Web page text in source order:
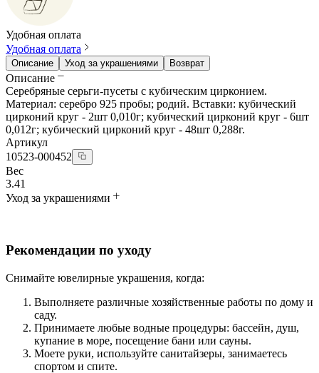
Удобная оплата
Удобная оплата
Описание Уход за украшениями Возврат
Описание
Серебряные серьги-пусеты с кубическим цирконием.
Материал: серебро 925 пробы; родий. Вставки: кубический
цирконий круг - 2шт 0,010г; кубический цирконий круг - 6шт
0,012г; кубический цирконий круг - 48шт 0,288г.
Артикул
10523-000452
Вес
3.41
Уход за украшениями
Рекомендации по уходу
Снимайте ювелирные украшения, когда:
Выполняете различные хозяйственные работы по дому и
саду.
Принимаете любые водные процедуры: бассейн, душ,
купание в море, посещение бани или сауны.
Моете руки, используйте санитайзеры, занимаетесь
спортом и спите.